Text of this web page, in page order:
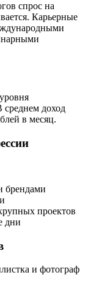
спрос на
Карьерные
среднем доход
в месяц.
брендами
проектов
дни
и фотограф